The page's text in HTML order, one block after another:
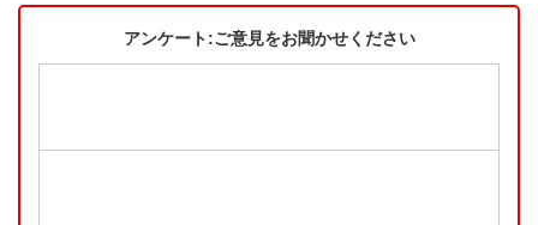
アンケート:ご意見をお聞かせください